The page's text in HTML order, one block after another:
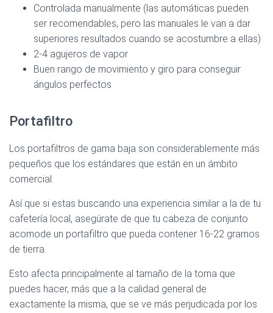
Controlada manualmente (las automáticas pueden
ser recomendables, pero las manuales le van a dar
superiores resultados cuando se acostumbre a ellas)
2-4 agujeros de vapor
Buen rango de movimiento y giro para conseguir
ángulos perfectos
Portafiltro
Los portafiltros de gama baja son considerablemente más
pequeños que los estándares que están en un ámbito
comercial.
Así que si estas buscando una experiencia similar a la de tu
cafetería local, asegúrate de que tu cabeza de conjunto
acomode un portafiltro que pueda contener 16-22 gramos
de tierra.
Esto afecta principalmente al tamaño de la toma que
puedes hacer, más que a la calidad general de
exactamente la misma, que se ve más perjudicada por los